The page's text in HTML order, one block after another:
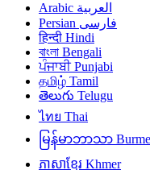
العربية Arabic
فارسی Persian
हिन्दी Hindi
বাংলা Bengali
ਪੰਜਾਬੀ Punjabi
தமிழ் Tamil
తెలుగు Telugu
ไทย Thai
မြန်မာဘာသာ
ភាសាខ្មែរ Khmer